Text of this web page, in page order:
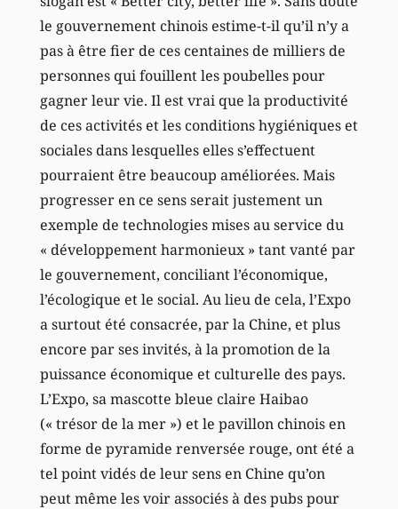
le gouvernement chinois estime-t-il qu’il n’y a
pas à être fier de ces centaines de milliers de
personnes qui fouillent les poubelles pour
gagner leur vie. Il est vrai que la productivité
de ces activités et les conditions hygiéniques et
sociales dans lesquelles elles s’effectuent
pourraient être beaucoup améliorées. Mais
progresser en ce sens serait justement un
exemple de technologies mises au service du
« développement harmonieux » tant vanté par
le gouvernement, conciliant l’économique,
l’écologique et le social. Au lieu de cela, l’Expo
a surtout été consacrée, par la Chine, et plus
encore par ses invités, à la promotion de la
puissance économique et culturelle des pays.
L’Expo, sa mascotte bleue claire Haibao
(« trésor de la mer ») et le pavillon chinois en
forme de pyramide renversée rouge, ont été a
tel point vidés de leur sens en Chine qu’on
peut même les voir associés à des pubs pour